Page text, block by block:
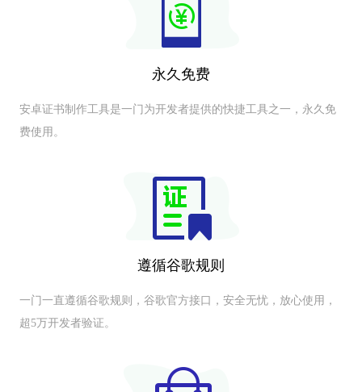
永久免费
安卓证书制作工具是一门为开发者提供的快捷工具之一，永久免
费使用。
遵循谷歌规则
一门一直遵循谷歌规则，谷歌官方接口，安全无忧，放心使用，
超5万开发者验证。